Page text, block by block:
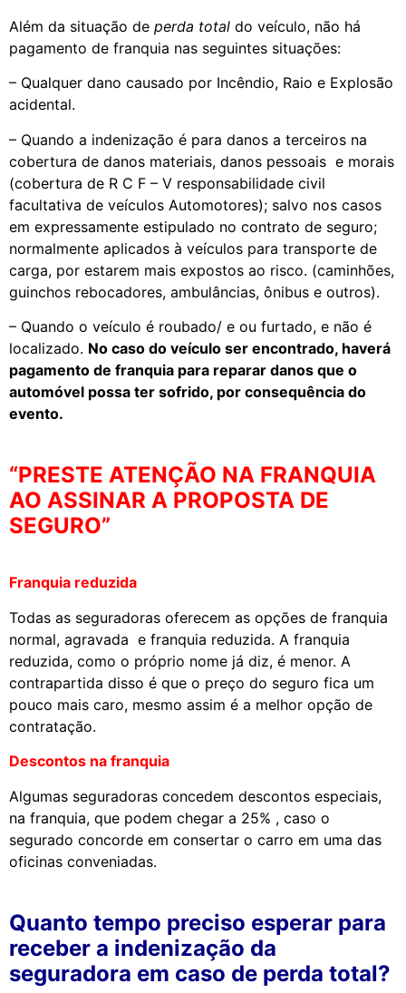
Além da situação de perda total do veículo, não há
pagamento de franquia nas seguintes situações:
– Qualquer dano causado por Incêndio, Raio e Explosão
acidental.
– Quando a indenização é para danos a terceiros na
cobertura de danos materiais, danos pessoais e morais
(cobertura de R C F – V responsabilidade civil
facultativa de veículos Automotores); salvo nos casos
em expressamente estipulado no contrato de seguro;
normalmente aplicados à veículos para transporte de
carga, por estarem mais expostos ao risco. (caminhões,
guinchos rebocadores, ambulâncias, ônibus e outros).
– Quando o veículo é roubado/ e ou furtado, e não é
localizado. No caso do veículo ser encontrado, haverá
pagamento de franquia para reparar danos que o
automóvel possa ter sofrido, por consequência do
evento.
“PRESTE ATENÇÃO NA FRANQUIA
AO ASSINAR A PROPOSTA DE
SEGURO”
Franquia reduzida
Todas as seguradoras oferecem as opções de franquia
normal, agravada e franquia reduzida. A franquia
reduzida, como o próprio nome já diz, é menor. A
contrapartida disso é que o preço do seguro fica um
pouco mais caro, mesmo assim é a melhor opção de
contratação.
Descontos na franquia
Algumas seguradoras concedem descontos especiais,
na franquia, que podem chegar a 25% , caso o
segurado concorde em consertar o carro em uma das
oficinas conveniadas.
Quanto tempo preciso esperar para
receber a indenização da
seguradora em caso de perda total?